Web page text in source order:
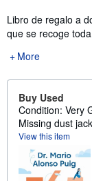
Libro de regalo a
que se recoge
More
Buy Used
Condition: Very
Missing dust
View this item